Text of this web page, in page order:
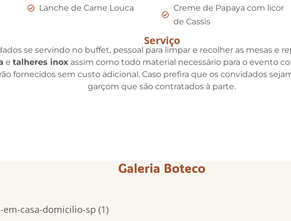
Lanche de Carne Louca
Creme de Papaya com licor
de Cassis
Serviço
se servindo no buffet, pessoal para limpar e recolher as mesas e
e talheres inox assim como todo material necessário para o evento
fornecidos sem custo adicional. Caso prefira que os convidados
garçom que são contratados à parte.
Galeria Boteco